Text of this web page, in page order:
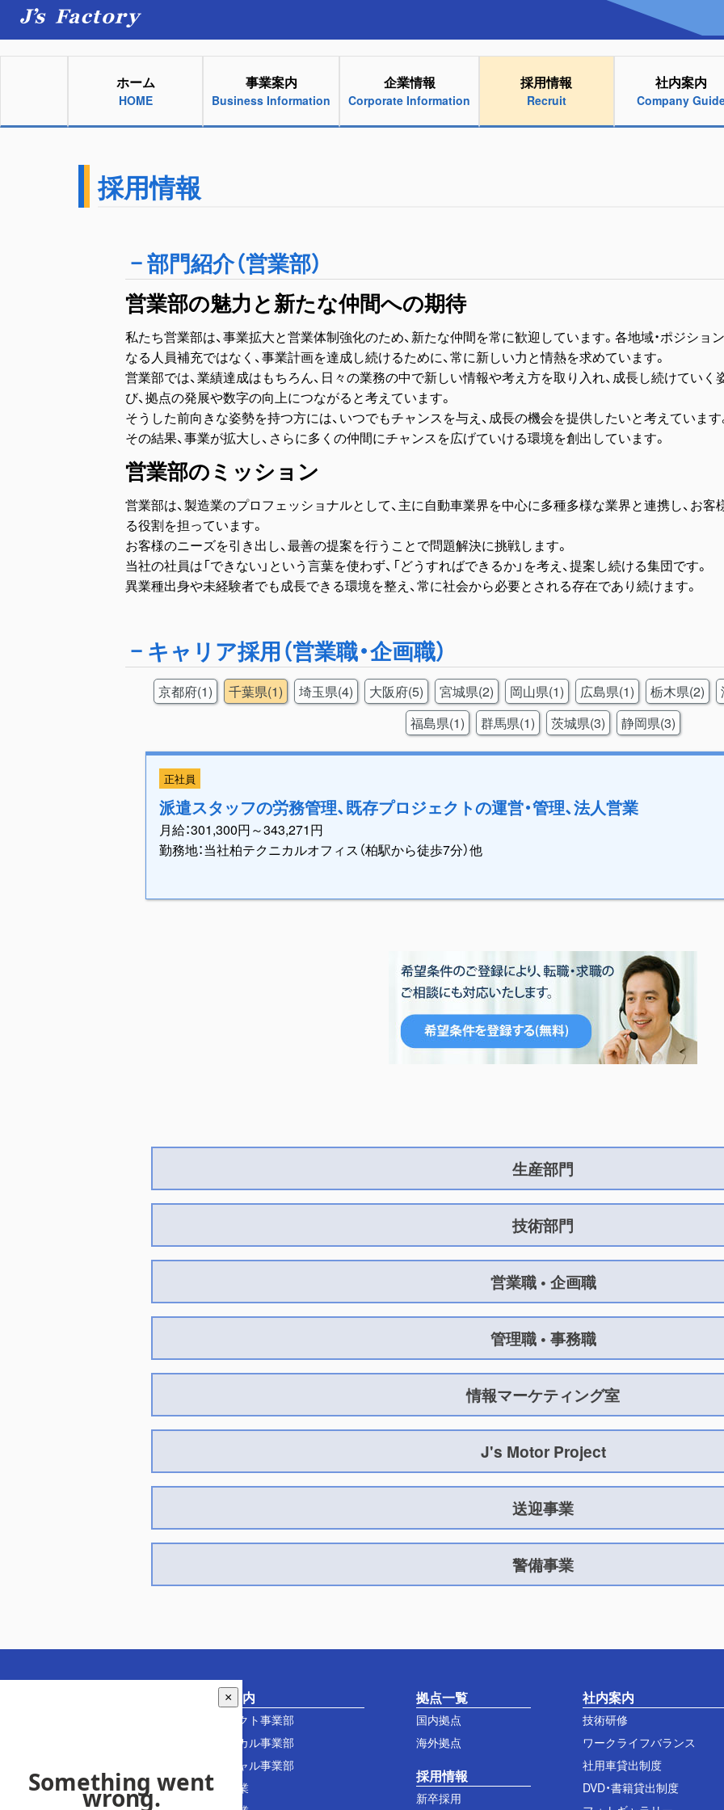
ホーム
HOME
事業案内
Business Information
企業情報
Corporate Information
採用情報
Recruit
社内案内
Company
採用情報
部門紹介（営業部）
営業部の魅力と新たな仲間への期待
私たち営業部は、事業拡大と営業体制強化のため、新たな仲間を常に歓迎しています。各地域・ポジショ
なる人員補充ではなく、事業計画を達成し続けるために、常に新しい力と情熱を求めています。
営業部では、業績達成はもちろん、日々の業務の中で新しい情報や考え方を取り入れ、成長し続けてい
び、拠点の発展や数字の向上につながると考えています。
そうした前向きな姿勢を持つ方には、いつでもチャンスを与え、成長の機会を提供したいと考えています
その結果、事業が拡大し、さらに多くの仲間にチャンスを広げていける環境を創出しています。
営業部のミッション
営業部は、製造業のプロフェッショナルとして、主に自動車業界を中心に多種多様な業界と連携し、お
る役割を担っています。
お客様のニーズを引き出し、最善の提案を行うことで問題解決に挑戦します。
当社の社員は「できない」という言葉を使わず、「どうすればできるか」を考え、提案し続ける集団です。
異業種出身や未経験者でも成長できる環境を整え、常に社会から必要とされる存在であり続けます。
キャリア採用（営業職・企画職）
京都府(1) 千葉県(1) 埼玉県(4) 大阪府(5) 宮城県(2) 岡山県(1) 広島県(1) 栃木県(2)
福島県(1)
群馬県(1) 茨城県(3) 静岡県(3)
正社員
派遣スタッフの労務管理、既存プロジェクトの運営・管理、法人営業
月給：301,300円～343,271円
勤務地：当社柏テクニカルオフィス（柏駅から徒歩7分）他
生産部門
技術部門
営業職 • 企画職
管理職 • 事務職
情報マーケティング室
J's Motor Project
送迎事業
警備事業
Motor Project
事業案内
プロダクト事業部
テクニカル事業部
アクチャル事業部
紹介事業
拠点一覧
国内拠点
海外拠点
採用情報
新卒採用
社内案内
技術研修
ワークライフバランス
社用車貸出制度
DVD・書籍貸出制度
×